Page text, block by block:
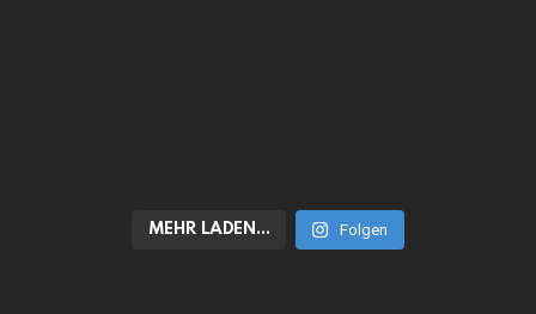
MEHR LADEN… Folgen